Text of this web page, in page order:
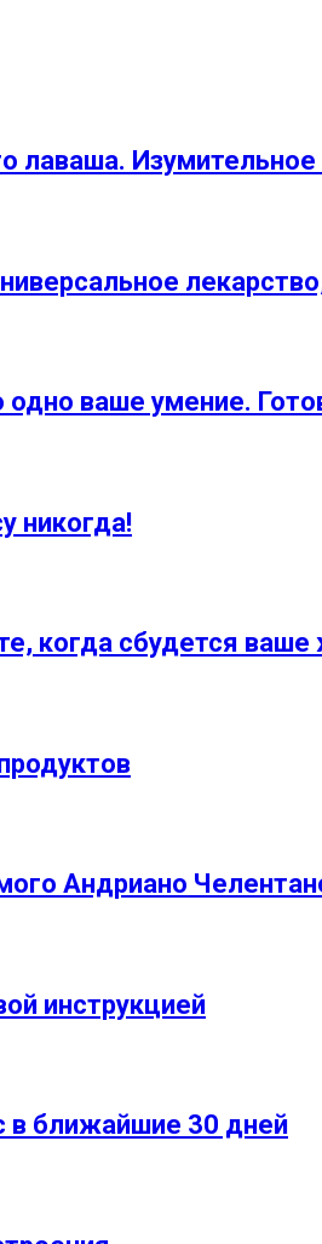
лаваша.
одно ваше умение.
никогда!
когда сбудется
Андриано
инструкцией
в ближайшие 30 дней